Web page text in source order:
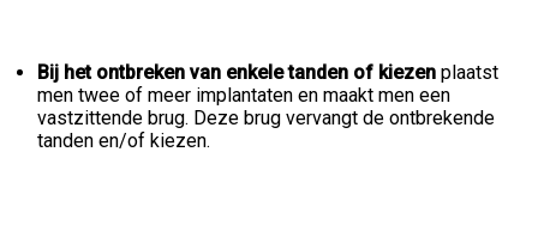
Bij het ontbreken van enkele tanden of kiezen plaatst
men twee of meer implantaten en maakt men een
vastzittende brug. Deze brug vervangt de ontbrekende
tanden en/of kiezen.